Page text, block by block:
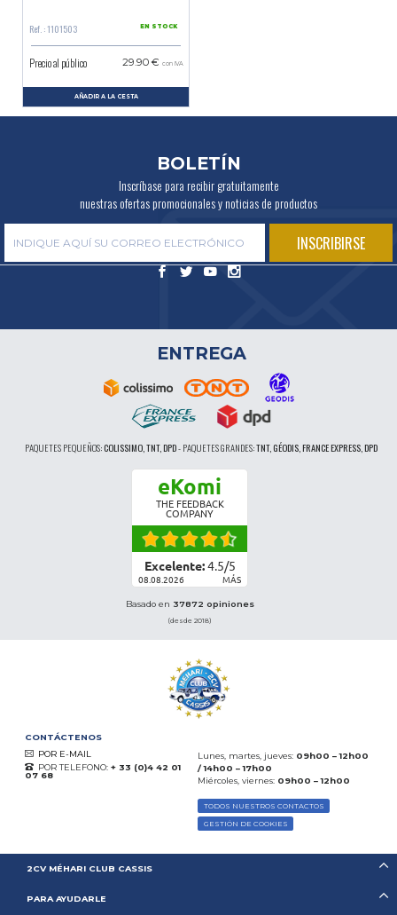
Ref. : 1101503 EN STOCK
Precio al público 29.90 € con IVA
AÑADIR A LA CESTA
BOLETÍN
Inscríbase para recibir gratuitamente
nuestras ofertas promocionales y noticias de productos
ENTREGA
PAQUETES PEQUEÑOS:COLISSIMO, TNT, DPD-PAQUETES GRANDES:TNT, GÉODIS, FRANCE EXPRESS, DPD
eKomi
THE FEEDBACK
COMPANY
Excelente:4.5/5
08.08.2026 MÁS
Basado en 37872 opiniones
(desde 2018)
CONTÁCTENOS
POR E-MAIL
POR TELEFONO: + 33 (0)4 42 01
07 68
Lunes, martes, jueves: 09h00 – 12h00
/ 14h00 – 17h00
Miércoles, viernes: 09h00 – 12h00
TODOS NUESTROS CONTACTOS
GESTIÓN DE COOKIES
2CV MÉHARI CLUB CASSIS
PARA AYUDARLE